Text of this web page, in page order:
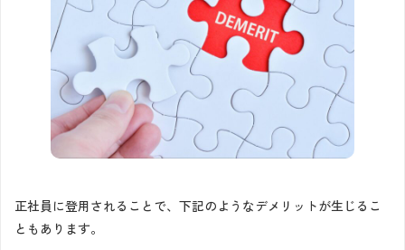
正社員に登用されることで、下記のようなデメリットが生じるこ
ともあります。